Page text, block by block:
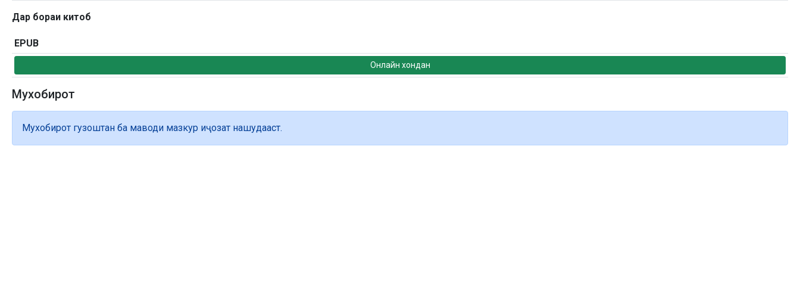
Дар бораи китоб
EPUB
Онлайн хондан
Мухобирот
Мухобирот гузоштан ба маводи мазкур иҷозат нашудааст.